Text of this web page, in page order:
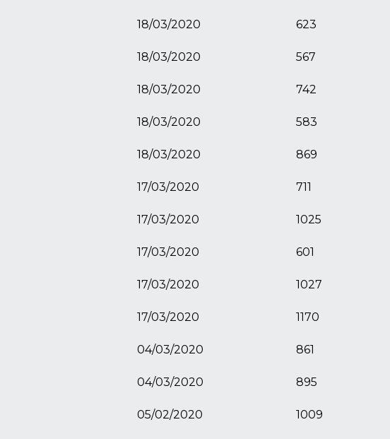
18/03/2020 623
18/03/2020 567
18/03/2020 742
18/03/2020 583
18/03/2020 869
17/03/2020 711
17/03/2020 1025
17/03/2020 601
17/03/2020 1027
17/03/2020 1170
04/03/2020 861
04/03/2020 895
05/02/2020 1009